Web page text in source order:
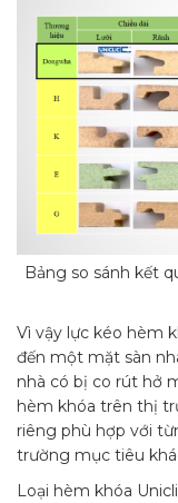
Bảng so sánh kết
Vì vậy lực kéo hèm
đến một mặt sàn
nhà có bị co rút hở
hèm khóa trên thị
riêng phù hợp với
trường mục tiêu
Loại hèm khóa